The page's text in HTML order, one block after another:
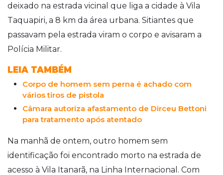
deixado na estrada vicinal que liga a cidade à Vila
Taquapiri, a 8 km da área urbana. Sitiantes que
passavam pela estrada viram o corpo e avisaram a
Polícia Militar.
LEIA TAMBÉM
Corpo de homem sem perna é achado com
vários tiros de pistola
Câmara autoriza afastamento de Dirceu Bettoni
para tratamento após atentado
Na manhã de ontem, outro homem sem
identificação foi encontrado morto na estrada de
acesso à Vila Itanarã, na Linha Internacional. Com